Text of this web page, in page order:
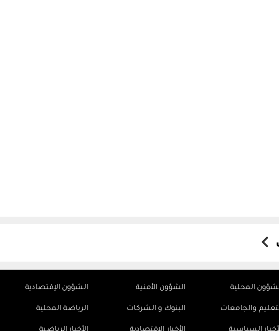
المحلية الشؤون الأمنية الشؤون الإقتصادية
والجامعات البنوك و الشركات الرياضة المحلية